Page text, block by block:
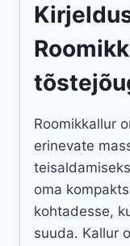
Roomikkallur
erinevate
oma
kohtadesse,
suuda. Kallur